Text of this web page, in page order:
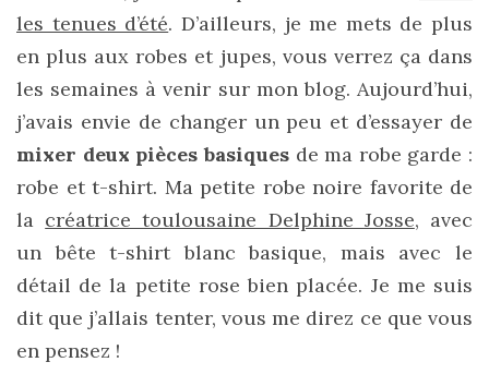
avis
sur
le
shopper
marron
chic
et
30/05/2026
les tenues d’été. D’ailleurs, je me mets de plus
en plus aux robes et jupes, vous verrez ça dans
les semaines à venir sur mon blog. Aujourd’hui,
j’avais envie de changer un peu et d’essayer de
mixer deux pièces basiquesde ma robe garde :
robe et t-shirt. Ma petite robe noire favorite de
la créatrice toulousaine Delphine Josse, avec
un bête t-shirt blanc basique, mais avec le
détail de la petite rose bien placée. Je me suis
dit que j’allais tenter, vous me direz ce que vous
en pensez !